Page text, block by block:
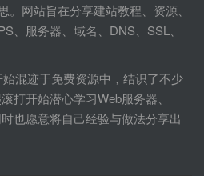
。网站旨在分享建站教程、资源、
、服务器、域名、DNS、SSL、
混迹于免费资源中，结识了不少
打开始潜心学习Web服务器、
也愿意将自己经验与做法分享出